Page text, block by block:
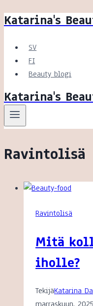
Siirry
Katarina's
SV
FI
Beauty blogi
Katarina's
Ravintolisä
Ravintolisä
Mitä
iholle?
TekijäKatarina